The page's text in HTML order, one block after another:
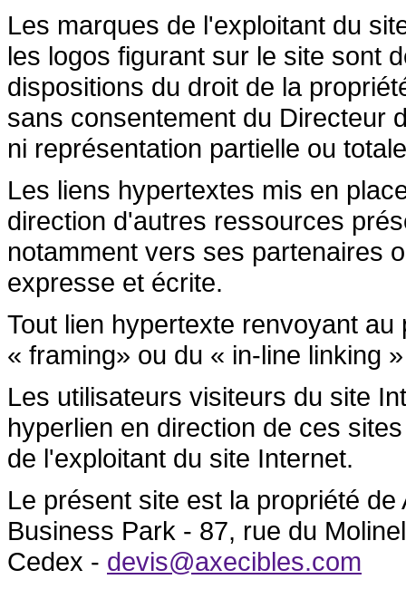
Les marques de l'exploitant du
les logos figurant sur le site sont
dispositions du droit de la
sans consentement du Directeur
ni représentation partielle ou
Les liens hypertextes mis en
direction d'autres ressources
notamment vers ses partenaires
expresse et écrite.
Tout lien hypertexte renvoyant
« framing» ou du « in-line linking
Les utilisateurs visiteurs du site
hyperlien en direction de ces
de l'exploitant du site Internet.
Le présent site est la propriété
Business Park - 87, rue du
Cedex - devis@axecibles.com